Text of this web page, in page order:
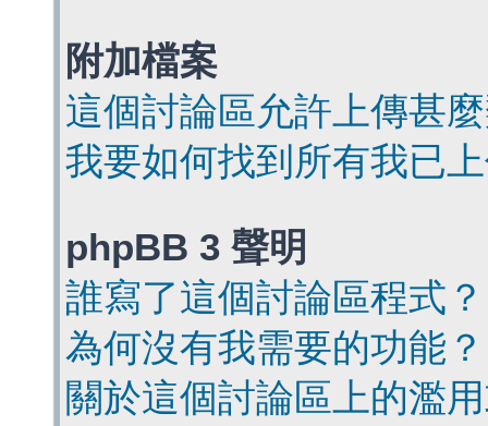
附加檔案
這個討論區允許上傳甚
我要如何找到所有我已
phpBB 3 聲明
誰寫了這個討論區程式？
為何沒有我需要的功能？
關於這個討論區上的濫